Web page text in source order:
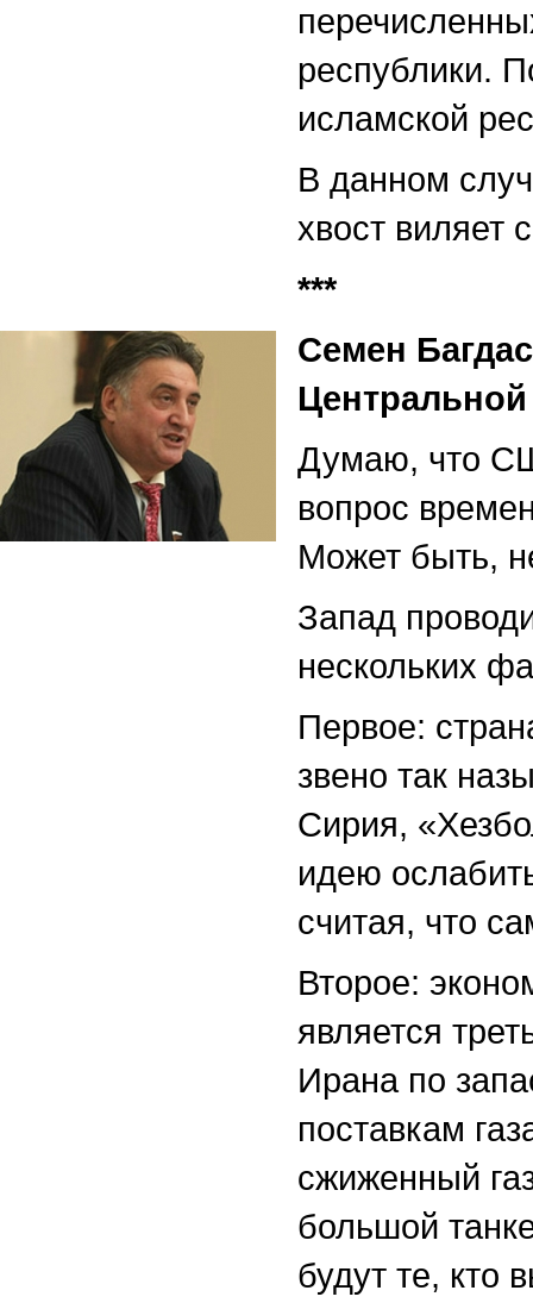
республики.
исламской
В данном
хвост виляет
***
Семен
Думаю, что
вопрос
Может быть,
Запад
нескольких
Первое:
звено так
Сирия,
идею
считая, что
Второе:
является
Ирана по
поставкам
сжиженный
большой
будут те, кто